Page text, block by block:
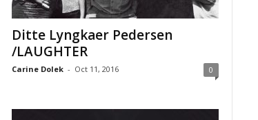
Ditte Lyngkaer Pedersen
/LAUGHTER
Carine Dolek - Oct 11, 2016 0